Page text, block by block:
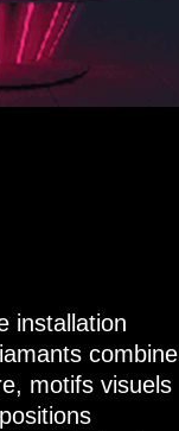
installation
combine
motifs visuels